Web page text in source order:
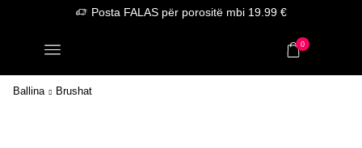
Posta FALAS për porositë mbi 19.99 €
0
Ballina Brushat